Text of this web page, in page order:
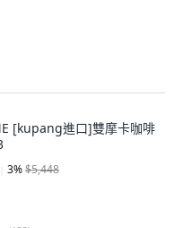
[kupang進口]雙摩卡咖啡
3%$5,448